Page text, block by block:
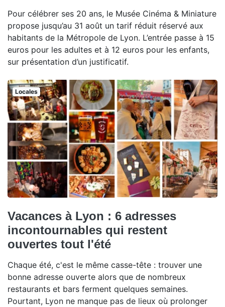
Pour célébrer ses 20 ans, le Musée Cinéma & Miniature
propose jusqu’au 31 août un tarif réduit réservé aux
habitants de la Métropole de Lyon. L’entrée passe à 15
euros pour les adultes et à 12 euros pour les enfants,
sur présentation d’un justificatif.
Locales
Vacances à Lyon : 6 adresses
incontournables qui restent
ouvertes tout l'été
Chaque été, c'est le même casse-tête : trouver une
bonne adresse ouverte alors que de nombreux
restaurants et bars ferment quelques semaines.
Pourtant, Lyon ne manque pas de lieux où prolonger